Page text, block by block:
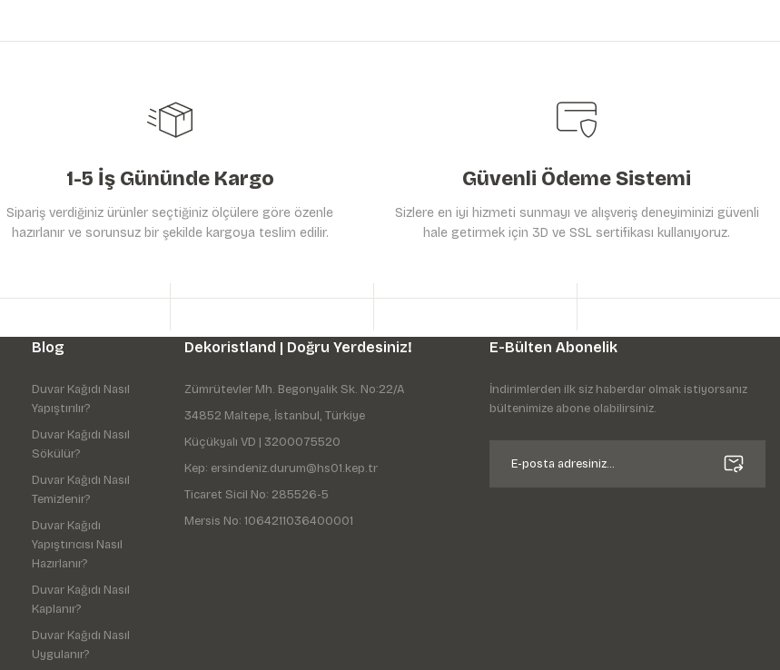
Gönder
1-5 İş Gününde Kargo
Sipariş verdiğiniz ürünler seçtiğiniz ölçülere göre özenle
hazırlanır ve sorunsuz bir şekilde kargoya teslim edilir.
Güvenli Ödeme Sistemi
Sizlere en iyi hizmeti sunmayı ve alışveriş deneyiminizi güvenli
hale getirmek için 3D ve SSL sertifikası kullanıyoruz.
Blog
Duvar Kağıdı Nasıl
Yapıştırılır?
Duvar Kağıdı Nasıl
Sökülür?
Duvar Kağıdı Nasıl
Temizlenir?
Duvar Kağıdı
Yapıştırıcısı Nasıl
Hazırlanır?
Duvar Kağıdı Nasıl
Kaplanır?
Duvar Kağıdı Nasıl
Uygulanır?
Dekoristland | Doğru Yerdesiniz!
Zümrütevler Mh. Begonyalık Sk. No:22/A
34852 Maltepe, İstanbul, Türkiye
Küçükyalı VD | 3200075520
Kep: ersindeniz.durum@hs01.kep.tr
Ticaret Sicil No: 285526-5
Mersis No: 1064211036400001
E-Bülten Abonelik
İndirimlerden ilk siz haberdar olmak istiyorsanız
bültenimize abone olabilirsiniz.